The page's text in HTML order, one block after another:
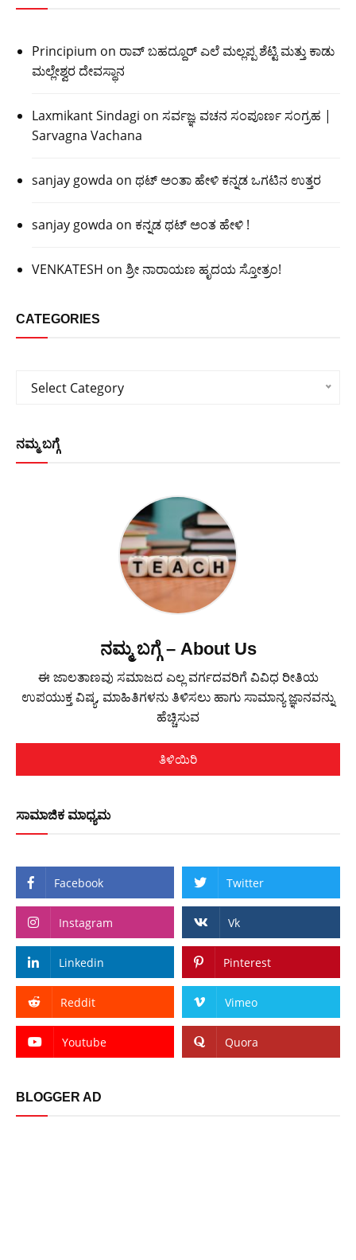
Principium on ರಾವ್ ಬಹದ್ದೂರ್ ಎಲೆ ಮಲ್ಲಪ್ಪ ಶೆಟ್ಟಿ ಮತ್ತು ಕಾಡು
ಮಲ್ಲೇಶ್ವರ ದೇವಸ್ಥಾನ
Laxmikant Sindagi on ಸರ್ವಜ್ಞ ವಚನ ಸಂಪೂರ್ಣ ಸಂಗ್ರಹ |
Sarvagna Vachana
sanjay gowda on ಥಟ್ ಅಂತಾ ಹೇಳಿ ಕನ್ನಡ ಒಗಟಿನ ಉತ್ತರ
sanjay gowda on ಕನ್ನಡ ಥಟ್ ಅಂತ ಹೇಳಿ !
VENKATESH on ಶ್ರೀ ನಾರಾಯಣ ಹೃದಯ ಸ್ತೋತ್ರಂ!
CATEGORIES
Categories
Select Category
ನಮ್ಮ ಬಗ್ಗೆ
ನಮ್ಮ ಬಗ್ಗೆ – About Us
ಈ ಜಾಲತಾಣವು ಸಮಾಜದ ಎಲ್ಲ ವರ್ಗದವರಿಗೆ ವಿವಿಧ ರೀತಿಯ
ಉಪಯುಕ್ತ ವಿಷ್ಯ, ಮಾಹಿತಿಗಳನು ತಿಳಿಸಲು ಹಾಗು ಸಾಮಾನ್ಯ ಜ್ಞಾನವನ್ನು
ಹೆಚ್ಚಿಸುವ
ತಿಳಿಯಿರಿ
ಸಾಮಾಜಿಕ ಮಾಧ್ಯಮ
Facebook Twitter
Instagram Vk
Linkedin Pinterest
Reddit Vimeo
Youtube Quora
BLOGGER AD